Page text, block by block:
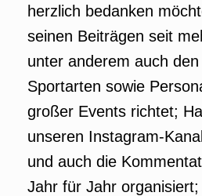
herzlich bedanken
seinen Beiträgen seit
unter anderem auch
Sportarten sowie
großer Events richtet;
unseren Instagram-
und auch die
Jahr für Jahr